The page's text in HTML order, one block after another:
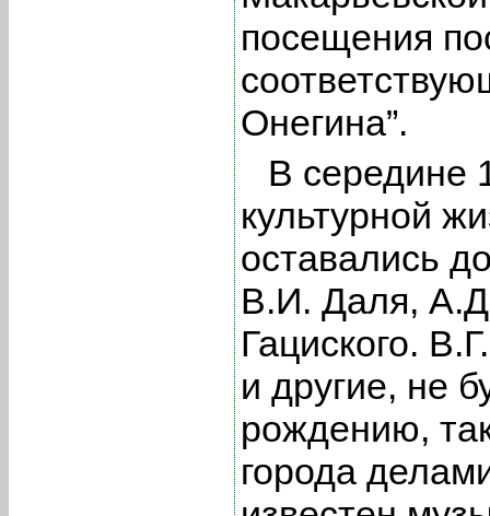
посещения
Онегина”.
В середине
культурной
оставались
В.И. Даля,
Гациского.
и другие, не
рождению,
города